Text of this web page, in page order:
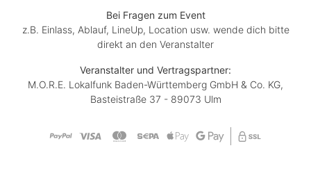
Bei Fragen zum Event
z.B. Einlass, Ablauf, LineUp, Location usw. wende dich bitte
direkt an den Veranstalter
Veranstalter und Vertragspartner:
M.O.R.E. Lokalfunk Baden-Württemberg GmbH & Co. KG,
Basteistraße 37 - 89073 Ulm